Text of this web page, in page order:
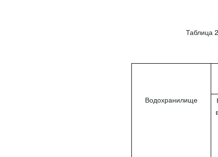
Таблица
Водохранилище